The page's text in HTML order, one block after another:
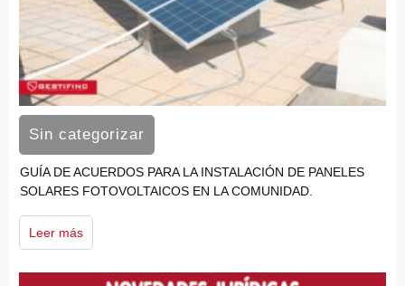
Sin categorizar
GUÍA DE ACUERDOS PARA LA INSTALACIÓN DE PANELES
SOLARES FOTOVOLTAICOS EN LA COMUNIDAD.
Leer más